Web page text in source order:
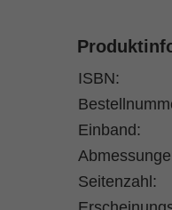
ISBN:
Einband:
Seitenzahl: